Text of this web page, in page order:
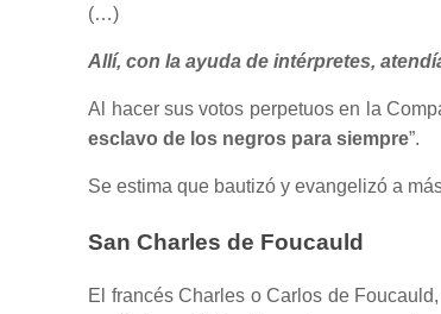
(…)
Allí, con la ayuda de intérpretes,
Al hacer sus votos perpetuos en la
esclavo de los negros para siempre”.
Se estima que bautizó y evangelizó a
San Charles de Foucauld
El francés Charles o Carlos de